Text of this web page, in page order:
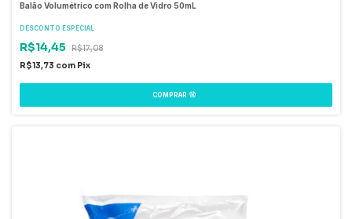
Balão Volumétrico com Rolha de Vidro 50mL
DESCONTO ESPECIAL
R$14,45 R$17,08
R$13,73 com Pix